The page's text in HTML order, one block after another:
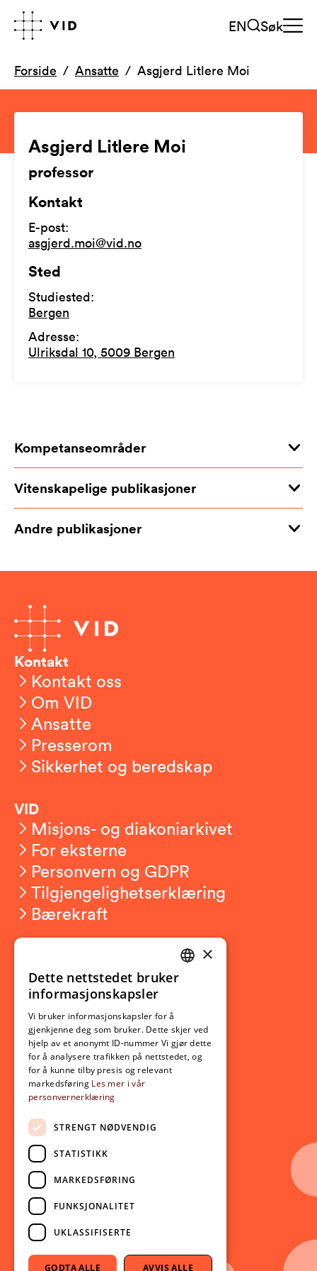
EN Søk
Forside Ansatte Asgjerd Litlere Moi
Asgjerd Litlere Moi
professor
Kontakt
E-post:
asgjerd.moi@vid.no
Sted
Studiested:
Bergen
Adresse:
Ulriksdal 10, 5009 Bergen
Kompetanseområder
Vitenskapelige publikasjoner
Andre publikasjoner
Kontakt
Kontakt oss
Om VID
Ansatte
Presserom
Sikkerhet og beredskap
VID
Misjons- og diakoniarkivet
For eksterne
Personvern og GDPR
Tilgjengelighetserklæring
Bærekraft
Ny student
Utveksling
Opptak
Lov- og regelverk
Aktuelt
Nyheter
Arrangementer
Nyhetsbrev
Ledige stillinger
Følg oss på sosiale medier:
Facebook
Instagram
Youtube
NORWEGIAN
×
Dette nettstedet bruker
informasjonskapsler
Vi bruker informasjonskapsler for å
gjenkjenne deg som bruker. Dette skjer ved
hjelp av et anonymt ID-nummer Vi gjør dette
for å analysere trafikken på nettstedet, og
for å kunne tilby presis og relevant
markedsføring Les mer i vår
personvernerklæring
STRENGT NØDVENDIG
STATISTIKK
MARKEDSFØRING
FUNKSJONALITET
UKLASSIFISERTE
GODTA ALLE AVVIS ALLE